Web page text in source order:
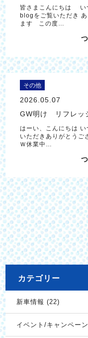
皆さまこんにちは い
blogをご覧いただき
ます この度…
その他
2026.05.07
GW明け リフレッ
はーい、こんにちは
いただきありがとう
Ｗ休業中…
カテゴリー
新車情報 (22)
イベント/キャンペー